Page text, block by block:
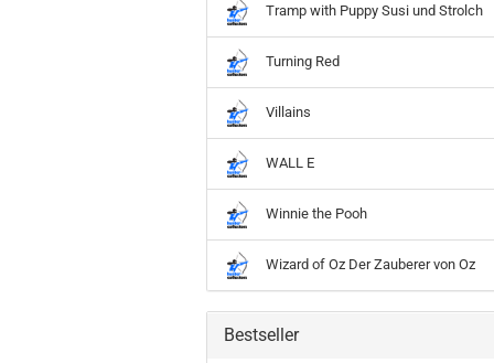
Tramp with Puppy Susi und Strolch
Turning Red
Villains
WALL E
Winnie the Pooh
Wizard of Oz Der Zauberer von Oz
Bestseller